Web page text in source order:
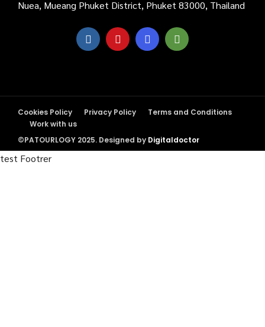
Nuea, Mueang Phuket District, Phuket 83000, Thailand
Cookies Policy Privacy Policy
Terms and Conditions
Work with us
©PATOURLOGY 2025. Designed by Digitaldoctor
test Footrer